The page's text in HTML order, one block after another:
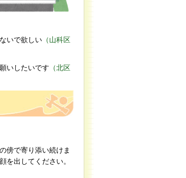
いで欲しい （山科区
いしたいです （北区
傍で寄り添い続けま
を出してください。